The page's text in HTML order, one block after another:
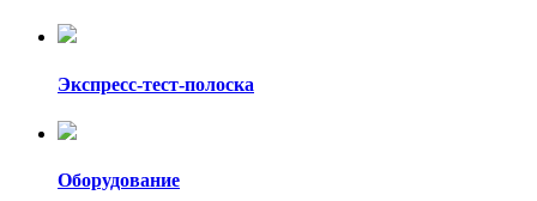
Экспресс-тест-полоска
Оборудование